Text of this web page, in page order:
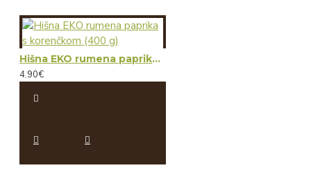
Hišna EKO rumena paprika s korenčkom (400 g)
4.90€